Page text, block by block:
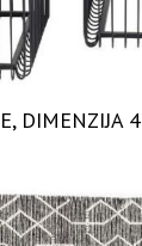
DIMENZIJA